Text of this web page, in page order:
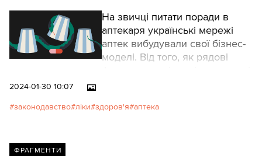
На звичці питати поради в
аптекаря українські мережі
аптек вибудували свої бізнес-
моделі. Від того, як рядові
хто питає поради, не
2024-01-30 10:07
законодавство ліки здоров'я аптека
ФРАГМЕНТИ